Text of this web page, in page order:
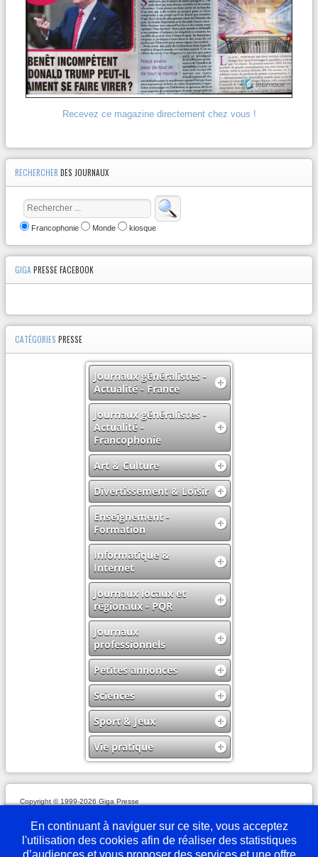
Recevez ce magazine directement chez vous !
RECHERCHER DES JOURNAUX
Francophonie Monde kiosque
GIGA PRESSE FACEBOOK
CATÉGORIES PRESSE
Journaux généralistes -
Actualité - France
Journaux généralistes -
Actualité -
Francophonie
Art & Culture
Divertissement & Loisir
Enseignement -
Formation
Informatique &
Internet
Journaux locaux et
régionaux - PQR
Journaux
professionnels
Petites annonces
Sciences
Sport & Jeux
Vie pratique
Copyright © 1999-2026 Giga Presse
Nous écrire
En continuant à naviguer sur ce site, vous acceptez
l'utilisation des cookies afin de réaliser des statistiques
d’audiences et vous proposer des services et une offre